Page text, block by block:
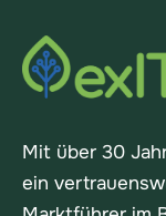
Mit über 30
ein